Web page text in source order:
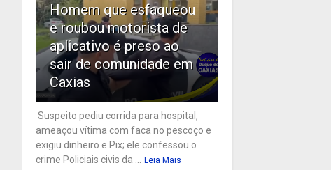
Homem que esfaqueou
e roubou motorista de
aplicativo é preso ao
sair de comunidade em
Caxias
Suspeito pediu corrida para hospital,
ameaçou vítima com faca no pescoço e
exigiu dinheiro e Pix; ele confessou o
crime Policiais civis da ...
Leia Mais